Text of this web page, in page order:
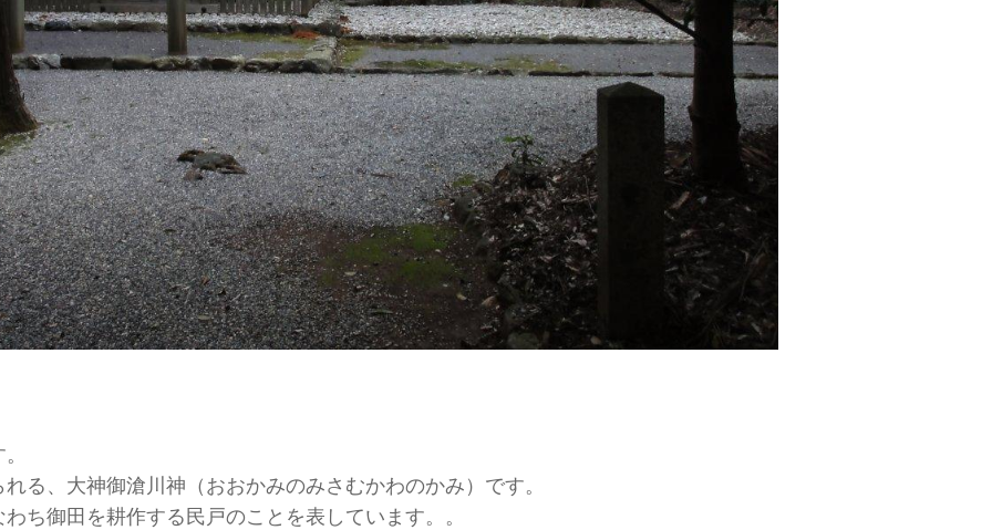
る、大神御滄川神（おおかみのみさむかわのかみ）です。
ち御田を耕作する民戸のことを表しています。。